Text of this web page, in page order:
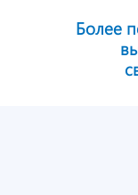
Более